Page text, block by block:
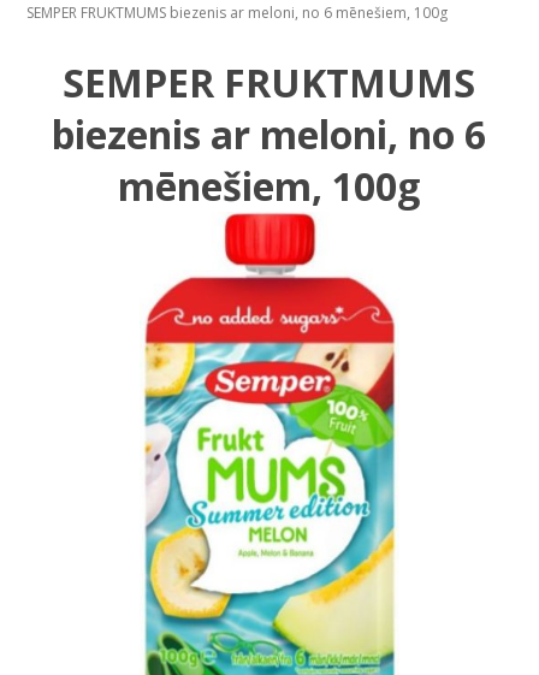
SEMPER FRUKTMUMS biezenis ar meloni, no 6 mēnešiem, 100g
SEMPER FRUKTMUMS
biezenis ar meloni, no 6
mēnešiem, 100g